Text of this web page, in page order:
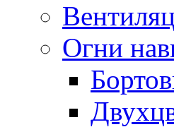
Огни